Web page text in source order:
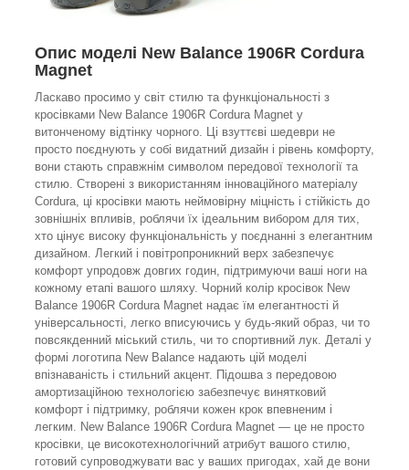
Опис моделі New Balance 1906R Cordura
Magnet
Ласкаво просимо у світ стилю та функціональності з
кросівками New Balance 1906R Cordura Magnet у
витонченому відтінку чорного. Ці взуттєві шедеври не
просто поєднують у собі видатний дизайн і рівень комфорту,
вони стають справжнім символом передової технології та
стилю. Створені з використанням інноваційного матеріалу
Cordura, ці кросівки мають неймовірну міцність і стійкість до
зовнішніх впливів, роблячи їх ідеальним вибором для тих,
хто цінує високу функціональність у поєднанні з елегантним
дизайном. Легкий і повітропроникний верх забезпечує
комфорт упродовж довгих годин, підтримуючи ваші ноги на
кожному етапі вашого шляху. Чорний колір кросівок New
Balance 1906R Cordura Magnet надає їм елегантності й
універсальності, легко вписуючись у будь-який образ, чи то
повсякденний міський стиль, чи то спортивний лук. Деталі у
формі логотипа New Balance надають цій моделі
впізнаваність і стильний акцент. Підошва з передовою
амортизаційною технологією забезпечує винятковий
комфорт і підтримку, роблячи кожен крок впевненим і
легким. New Balance 1906R Cordura Magnet — це не просто
кросівки, це високотехнологічний атрибут вашого стилю,
готовий супроводжувати вас у ваших пригодах, хай де вони